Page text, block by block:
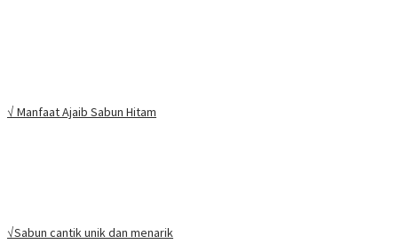
√ Manfaat Ajaib Sabun Hitam
√Sabun cantik unik dan menarik